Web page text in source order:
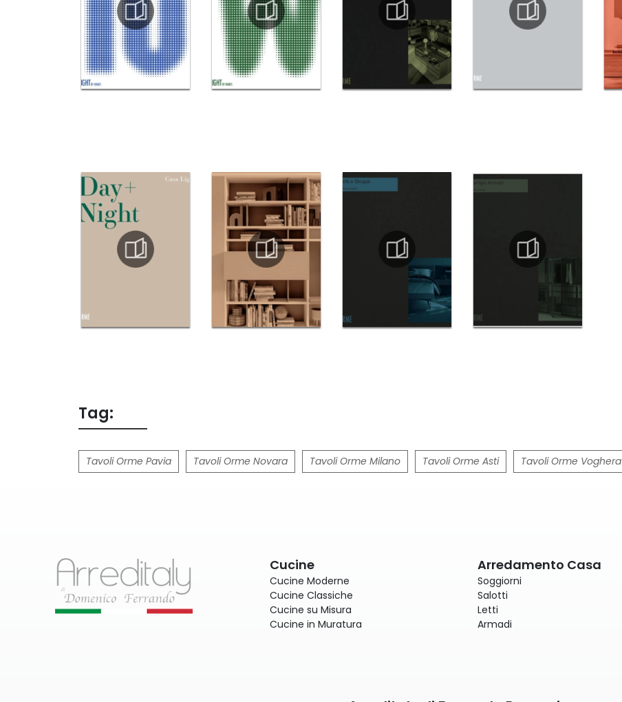
Tag:
Tavoli Orme Pavia Tavoli Orme Novara Tavoli Orme Milano Tavoli Orme Asti Tavoli Orme Voghera
Cucine
Cucine Moderne
Cucine Classiche
Cucine su Misura
Cucine in Muratura
Arredamento Casa
Soggiorni
Salotti
Letti
Armadi